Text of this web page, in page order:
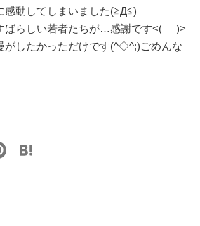
感動してしまいました(≧Д≦)
ばらしい若者たちが…感謝です<(_ _)>
がしたかっただけです(^◇^;)ごめんな
Pi